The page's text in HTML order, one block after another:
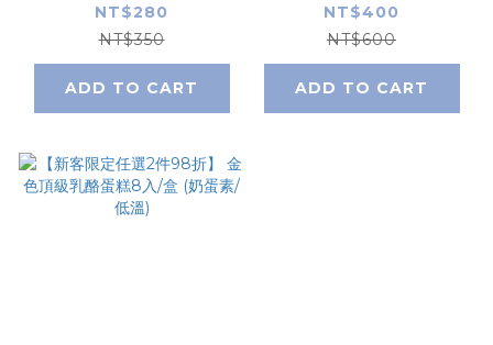
NT$280
NT$350
ADD TO CART
NT$400
NT$600
ADD TO CART